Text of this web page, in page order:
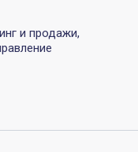
и продажи,